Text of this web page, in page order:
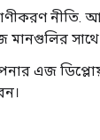
মানগুলির
এজ